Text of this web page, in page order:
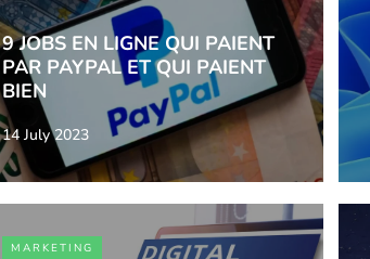
9 JOBS EN LIGNE QUI PAIENT
PAR PAYPAL ET QUI PAIENT
BIEN
14 July 2023
MARKETING